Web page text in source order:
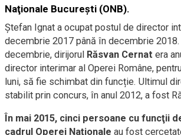
Naţionale Bucureşti (ONB).
Ştefan Ignat a ocupat postul de director
decembrie 2017 până în decembrie
decembrie, dirijorul Răsvan Cernat era
director interimar al Operei Române,
luni, să fie schimbat din funcție. Ultimul
stabilit prin concurs, în anul 2012, a fost
În mai 2015, cinci persoane cu funcţii
cadrul Operei Naţionale au fost